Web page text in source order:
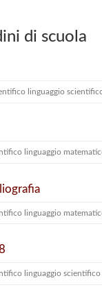
di scuola
linguaggio
linguaggio
linguaggio
linguaggio scientifico